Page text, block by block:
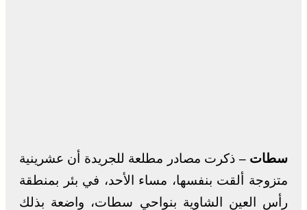
سطات –ذكرت مصادر مطلعة للجريدة أن عشرينية
متزوجة ألقت بنفسها، مساء الأحد، في بئر بمنطقة
رأس العين الشاوية بنواحي سطات، واضعة بذلك